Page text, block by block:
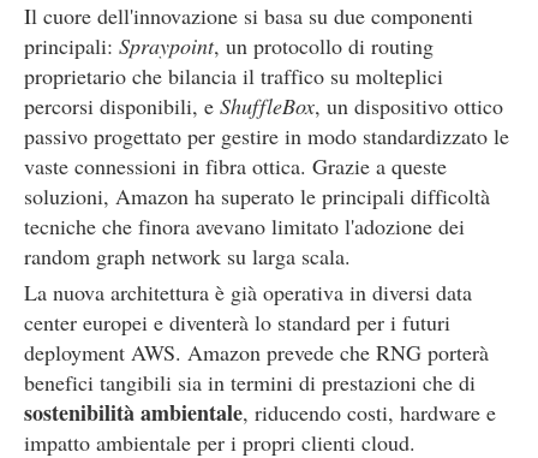
Il cuore dell'innovazione si basa su due componenti
principali: Spraypoint, un protocollo di routing
proprietario che bilancia il traffico su molteplici
percorsi disponibili, e ShuffleBox, un dispositivo ottico
passivo progettato per gestire in modo standardizzato le
vaste connessioni in fibra ottica. Grazie a queste
soluzioni, Amazon ha superato le principali difficoltà
tecniche che finora avevano limitato l'adozione dei
random graph network su larga scala.
La nuova architettura è già operativa in diversi data
center europei e diventerà lo standard per i futuri
deployment AWS. Amazon prevede che RNG porterà
benefici tangibili sia in termini di prestazioni che di
sostenibilità ambientale, riducendo costi, hardware e
impatto ambientale per i propri clienti cloud.